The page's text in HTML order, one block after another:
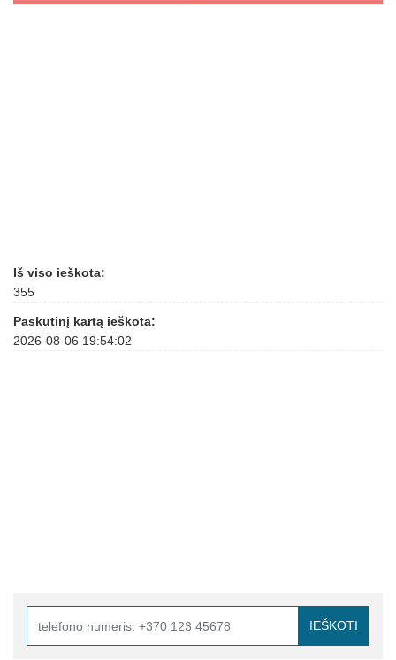
Iš viso ieškota:
355
Paskutinį kartą ieškota:
2026-08-06 19:54:02
IEŠKOTI